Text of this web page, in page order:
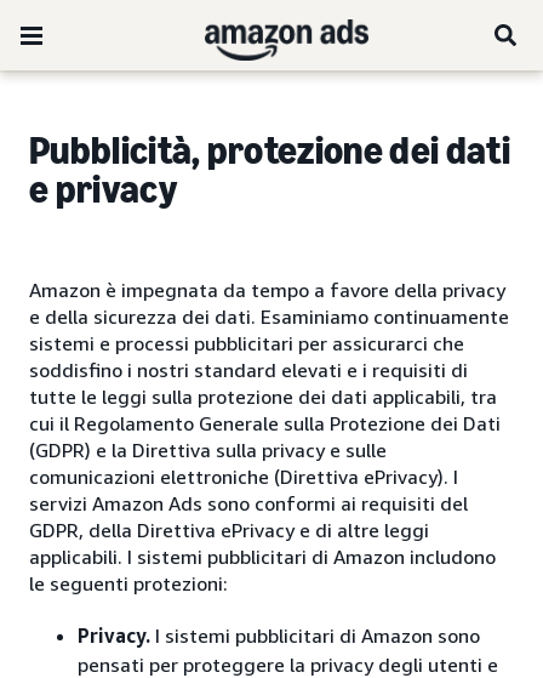
Pubblicità, protezione dei dati
e privacy
Amazon è impegnata da tempo a favore della privacy
e della sicurezza dei dati. Esaminiamo continuamente
sistemi e processi pubblicitari per assicurarci che
soddisfino i nostri standard elevati e i requisiti di
tutte le leggi sulla protezione dei dati applicabili, tra
cui il Regolamento Generale sulla Protezione dei Dati
(GDPR) e la Direttiva sulla privacy e sulle
comunicazioni elettroniche (Direttiva ePrivacy). I
servizi Amazon Ads sono conformi ai requisiti del
GDPR, della Direttiva ePrivacy e di altre leggi
applicabili. I sistemi pubblicitari di Amazon includono
le seguenti protezioni:
Privacy. I sistemi pubblicitari di Amazon sono
pensati per proteggere la privacy degli utenti e